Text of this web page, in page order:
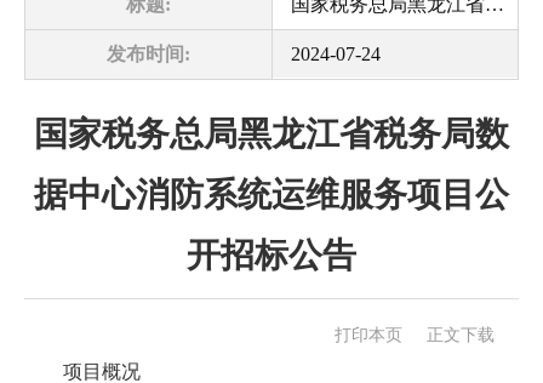
标题: 国家税务总局黑龙江省税务局数据中心消防系统运维服务项目公开招标公告
发布时间: 2024-07-24
国家税务总局黑龙江省税务局数
据中心消防系统运维服务项目公
开招标公告
打印本页 正文下载
项目概况